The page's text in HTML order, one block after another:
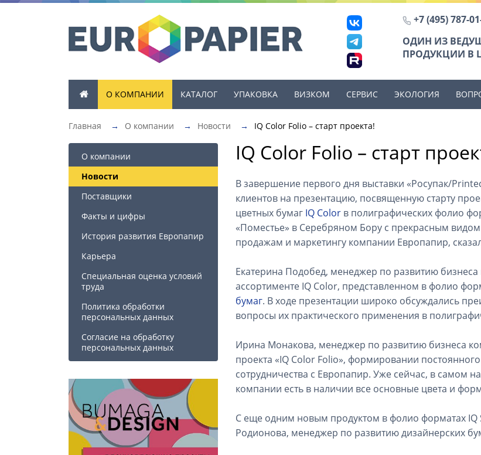
+7 (495) 787-
ОДИН ИЗ
ПРОДУКЦИИ В
О КОМПАНИИ КАТАЛОГ УПАКОВКА ВИЗКОМ СЕРВИС ЭКОЛОГИЯ
Главная → О компании → Новости → IQ Color Folio – старт проекта!
О компании
Новости
Поставщики
Факты и цифры
История развития Европапир
Карьера
Специальная оценка условий
труда
Политика обработки
персональных данных
Cогласие на обработку
персональных данных
IQ Color Folio – старт
В завершение первого дня выставки «Росупак/
клиентов на презентацию, посвященную старту
цветных бумаг IQ Color в полиграфических фолио
«Поместье» в Серебряном Бору с прекрасным
продажам и маркетингу компании Европапир,
Екатерина Подобед, менеджер по развитию
ассортименте IQ Color, представленном в фолио
бумаг. В ходе презентации широко обсуждались
вопросы их практического применения в
Ирина Монакова, менеджер по развитию бизнеса
проекта «IQ Color Folio», формировании
сотрудничества с Европапир. Уже сейчас, в самом
компании есть в наличии все основные цвета и
С еще одним новым продуктом в фолио форматах IQ
Родионова, менеджер по развитию дизайнерских